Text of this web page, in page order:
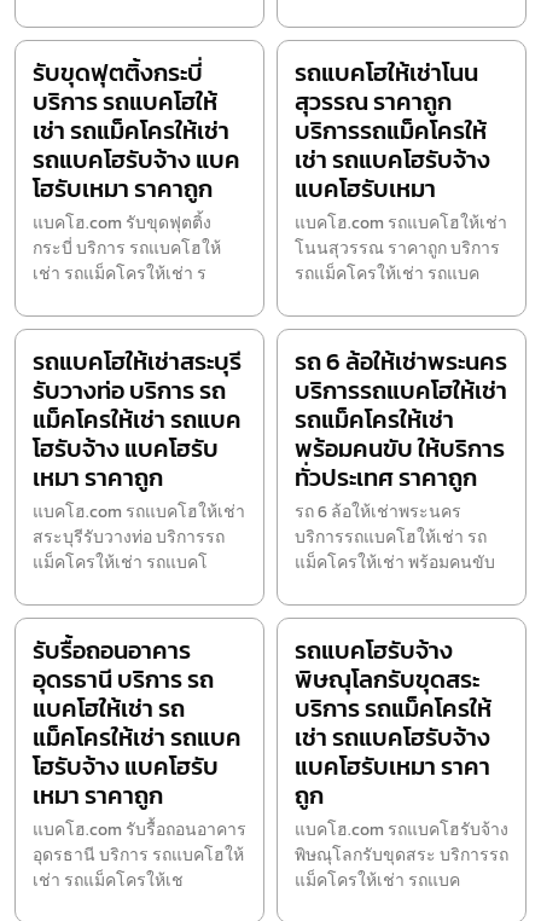
รับขุดฟุตติ้งกระบี่
บริการ รถแบคโฮให้
เช่า รถแม็คโครให้เช่า
รถแบคโฮรับจ้าง แบค
โฮรับเหมา ราคาถูก
แบคโฮ.com รับขุดฟุตติ้ง
กระบี่ บริการ รถแบคโฮให้
เช่า รถแม็คโครให้เช่า ร
รถแบคโฮให้เช่าโนน
สุวรรณ ราคาถูก
บริการรถแม็คโครให้
เช่า รถแบคโฮรับจ้าง
แบคโฮรับเหมา
แบคโฮ.com รถแบคโฮให้เช่า
โนนสุวรรณ ราคาถูก บริการ
รถแม็คโครให้เช่า รถแบค
รถแบคโฮให้เช่าสระบุรี
รับวางท่อ บริการ รถ
แม็คโครให้เช่า รถแบค
โฮรับจ้าง แบคโฮรับ
เหมา ราคาถูก
แบคโฮ.com รถแบคโฮให้เช่า
สระบุรีรับวางท่อ บริการรถ
แม็คโครให้เช่า รถแบคโ
รถ 6 ล้อให้เช่าพระนคร
บริการรถแบคโฮให้เช่า
รถแม็คโครให้เช่า
พร้อมคนขับ ให้บริการ
ทั่วประเทศ ราคาถูก
รถ 6 ล้อให้เช่าพระนคร
บริการรถแบคโฮให้เช่า รถ
แม็คโครให้เช่า พร้อมคนขับ
รับรื้อถอนอาคาร
อุดรธานี บริการ รถ
แบคโฮให้เช่า รถ
แม็คโครให้เช่า รถแบค
โฮรับจ้าง แบคโฮรับ
เหมา ราคาถูก
แบคโฮ.com รับรื้อถอนอาคาร
อุดรธานี บริการ รถแบคโฮให้
เช่า รถแม็คโครให้เช
รถแบคโฮรับจ้าง
พิษณุโลกรับขุดสระ
บริการ รถแม็คโครให้
เช่า รถแบคโฮรับจ้าง
แบคโฮรับเหมา ราคา
ถูก
แบคโฮ.com รถแบคโฮรับจ้าง
พิษณุโลกรับขุดสระ บริการรถ
แม็คโครให้เช่า รถแบค